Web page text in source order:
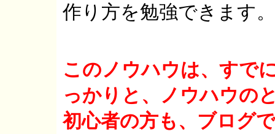
作り方を勉強できます。
このノウハウは、すで
っかりと、ノウハウの
初心者の方も、ブログ